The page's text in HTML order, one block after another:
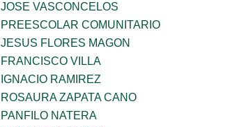
JOSE VASCONCELOS
PREESCOLAR COMUNITARIO
JESUS FLORES MAGON
FRANCISCO VILLA
IGNACIO RAMIREZ
ROSAURA ZAPATA CANO
PANFILO NATERA